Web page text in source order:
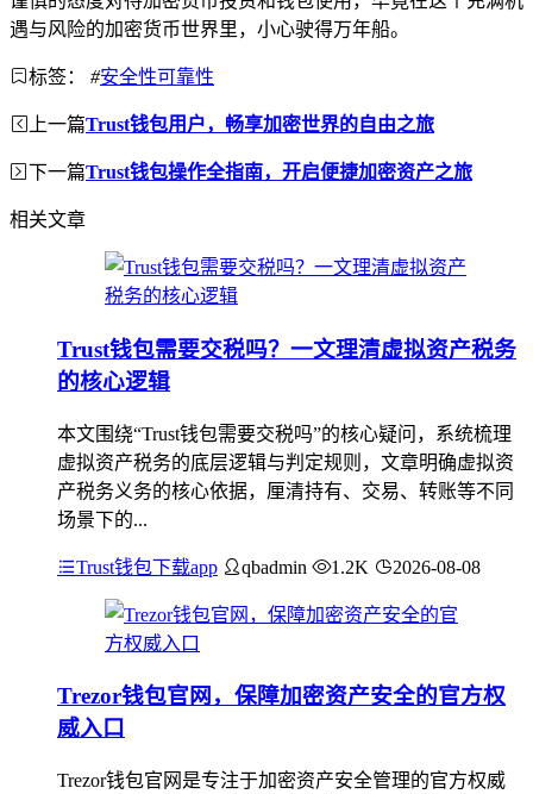
遇与风险的加密货币世界里，小心驶得万年船。
标签： #安全性可靠性
上一篇Trust钱包用户，畅享加密世界的自由之旅
下一篇Trust钱包操作全指南，开启便捷加密资产之旅
相关文章
Trust钱包需要交税吗？一文理清虚拟资产税务
的核心逻辑
本文围绕“Trust钱包需要交税吗”的核心疑问，系统梳理
虚拟资产税务的底层逻辑与判定规则，文章明确虚拟资
产税务义务的核心依据，厘清持有、交易、转账等不同
场景下的...
Trust钱包下载app qbadmin 1.2K 2026-08-08
Trezor钱包官网，保障加密资产安全的官方权
威入口
Trezor钱包官网是专注于加密资产安全管理的官方权威